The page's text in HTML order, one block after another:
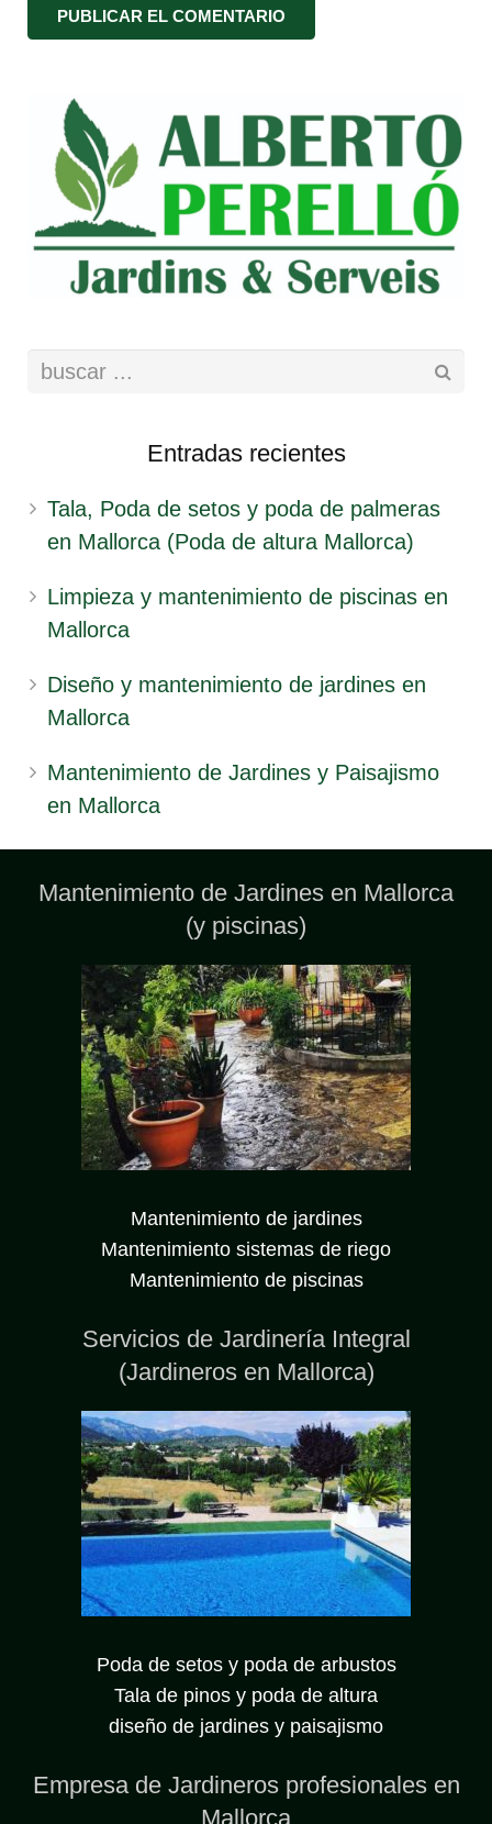
Entradas recientes
Tala, Poda de setos y poda de palmeras
en Mallorca (Poda de altura Mallorca)
Limpieza y mantenimiento de piscinas en
Mallorca
Diseño y mantenimiento de jardines en
Mallorca
Mantenimiento de Jardines y Paisajismo
en Mallorca
Mantenimiento de Jardines en Mallorca
(y piscinas)
Mantenimiento de jardines
Mantenimiento sistemas de riego
Mantenimiento de piscinas
Servicios de Jardinería Integral
(Jardineros en Mallorca)
Poda de setos y poda de arbustos
Tala de pinos y poda de altura
diseño de jardines y paisajismo
Empresa de Jardineros profesionales en
Mallorca